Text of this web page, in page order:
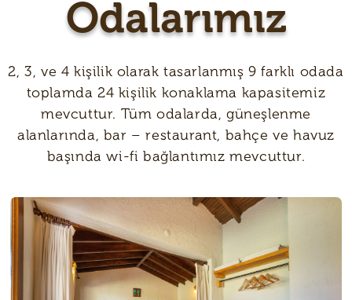
Odalarımız
2, 3, ve 4 kişilik olarak tasarlanmış 9 farklı odada
toplamda 24 kişilik konaklama kapasitemiz
mevcuttur. Tüm odalarda, güneşlenme
alanlarında, bar – restaurant, bahçe ve havuz
başında wi-fi bağlantımız mevcuttur.